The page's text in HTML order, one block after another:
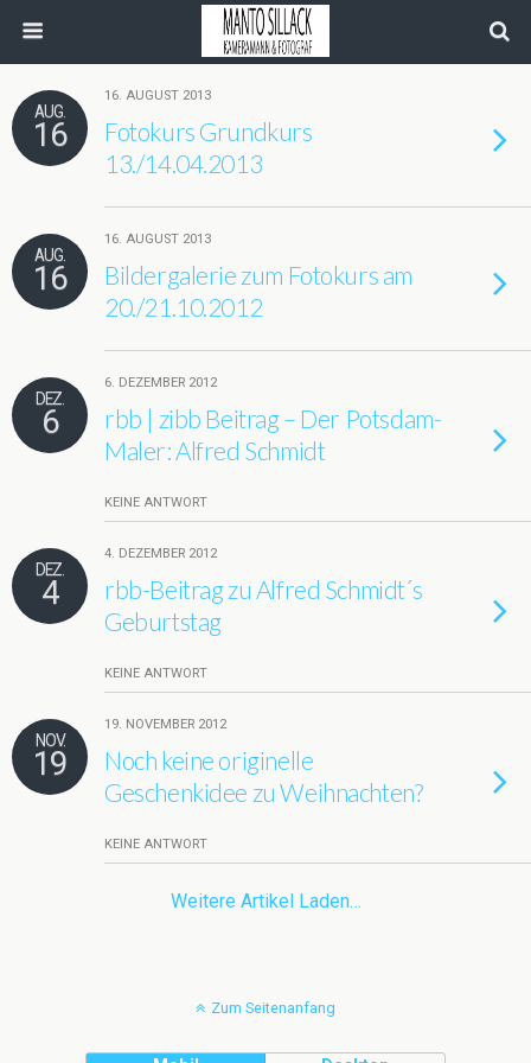
AUG.
16
16. AUGUST 2013
Fotokurs Grundkurs
13./14.04.2013
AUG.
16
16. AUGUST 2013
Bildergalerie zum Fotokurs am
20./21.10.2012
DEZ.
6
6. DEZEMBER 2012
rbb | zibb Beitrag – Der Potsdam-
Maler: Alfred Schmidt
KEINE ANTWORT
DEZ.
4
4. DEZEMBER 2012
rbb-Beitrag zu Alfred Schmidt´s
Geburtstag
KEINE ANTWORT
NOV.
19
19. NOVEMBER 2012
Noch keine originelle
Geschenkidee zu Weihnachten?
KEINE ANTWORT
Weitere Artikel Laden…
Zum Seitenanfang